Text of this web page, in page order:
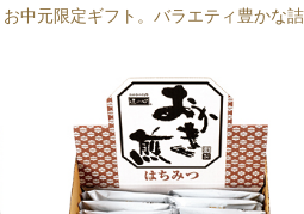
中元限定ギフト。バラエティ豊かな詰